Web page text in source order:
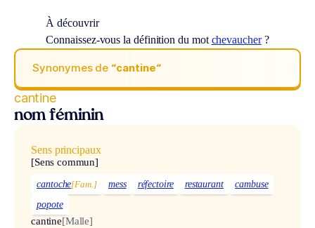
À découvrir
Connaissez-vous la définition du mot chevaucher?
Synonymes de “cantine“
cantine
nom féminin
Sens principaux
[Sens commun]
cantoche[Fam.] mess réfectoire restaurant
cambuse
popote
cantine[Malle]